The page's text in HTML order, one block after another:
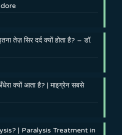
तेज़ सिर दर्द क्यों होता है? – डॉ.
क्यों आता है? | माइग्रेन सबसे
| Paralysis Treatment in